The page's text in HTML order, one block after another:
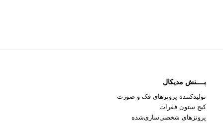
بــــنش مدیکال
تولیدکننده پروتزهای فک و صورت
کیج ستون فقرات
پروتزهای شخصی‌سازی‌شده